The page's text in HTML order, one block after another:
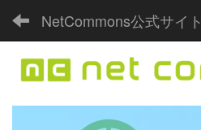
NetCommons公式サイト